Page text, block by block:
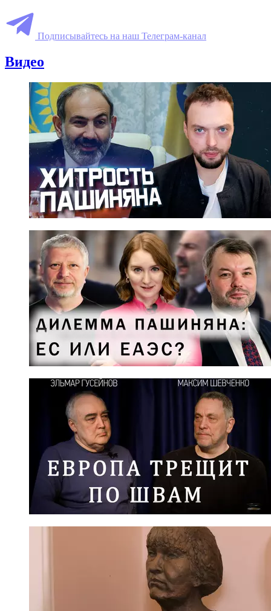
Подписывайтесь на наш Телеграм-канал
Видео